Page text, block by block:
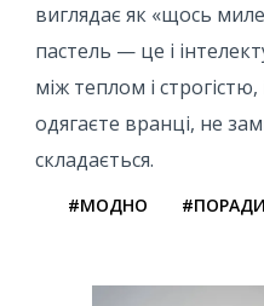
виглядає як «щось
пастель — це і
між теплом і
одягаєте вранці, не
складається.
#МОДНО #ПОРАДИ